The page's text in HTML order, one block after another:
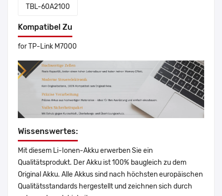
TBL-60A2100
Kompatibel Zu
for TP-Link M7000
Wissenswertes:
Mit diesem Li-Ionen-Akku erwerben Sie ein
Qualitätsprodukt. Der Akku ist 100% baugleich zu dem
Original Akku. Alle Akkus sind nach höchsten europäischen
Qualitätsstandards hergestellt und zeichnen sich durch